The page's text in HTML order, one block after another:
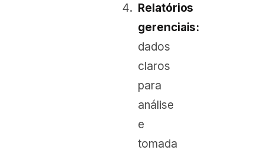
Relatórios
gerenciais:
dados
claros
para
análise
e
tomada